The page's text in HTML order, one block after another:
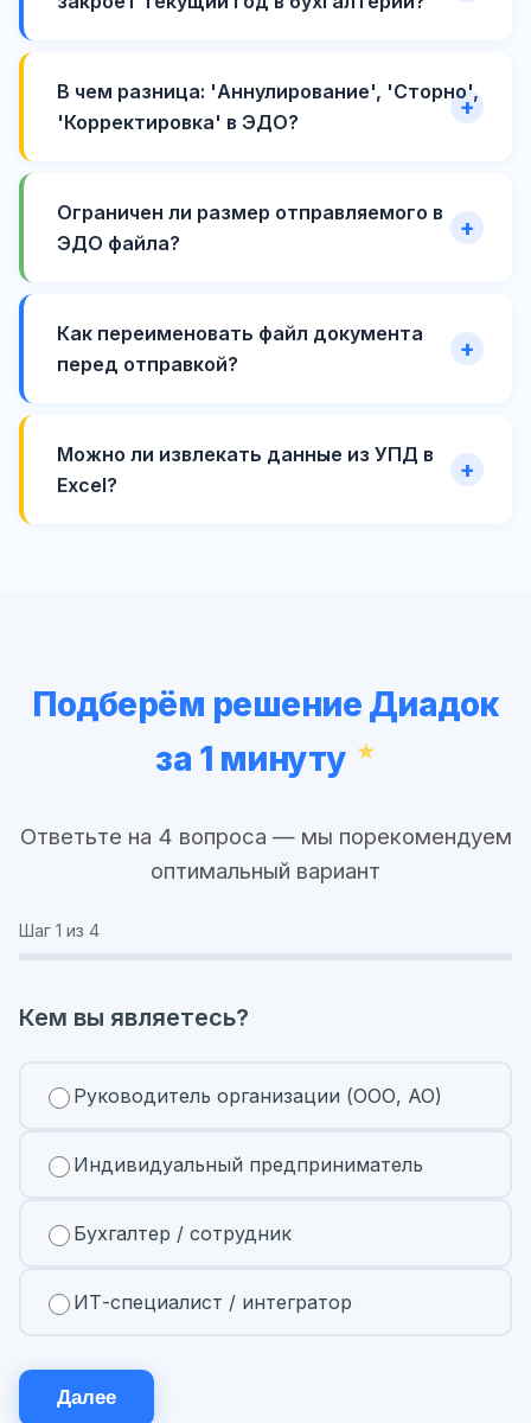
В чем разница: 'Аннулирование', 'Сторно',
'Корректировка' в ЭДО?
Ограничен ли размер отправляемого в
ЭДО файла?
Как переименовать файл документа
перед отправкой?
Можно ли извлекать данные из УПД в
Excel?
Подберём решение Диадок
за 1 минуту
Ответьте на 4 вопроса — мы порекомендуем
оптимальный вариант
Шаг 1 из 4
Кем вы являетесь?
Руководитель организации (ООО, АО)
Индивидуальный предприниматель
Бухгалтер / сотрудник
ИТ-специалист / интегратор
Далее